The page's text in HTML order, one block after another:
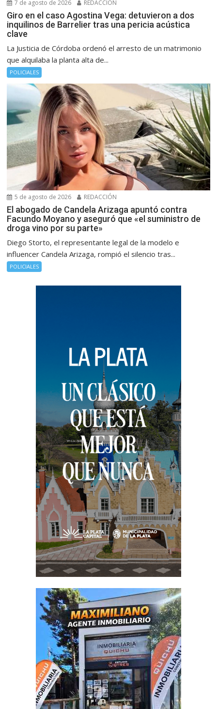
7 de agosto de 2026 REDACCIÓN
Giro en el caso Agostina Vega: detuvieron a dos
inquilinos de Barrelier tras una pericia acústica
clave
La Justicia de Córdoba ordenó el arresto de un matrimonio
que alquilaba la planta alta de...
POLICIALES
5 de agosto de 2026 REDACCIÓN
El abogado de Candela Arizaga apuntó contra
Facundo Moyano y aseguró que «el suministro de
droga vino por su parte»
Diego Storto, el representante legal de la modelo e
influencer Candela Arizaga, rompió el silencio tras...
POLICIALES